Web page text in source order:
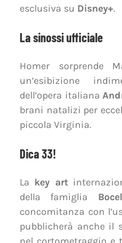
esclusiva su Disney+.
La sinossi ufficiale
Homer sorprende
un’esibizione
dell’opera italiana
brani natalizi per
piccola Virginia.
Dica 33!
La key art
della famiglia
concomitanza con
pubblicherà anche il